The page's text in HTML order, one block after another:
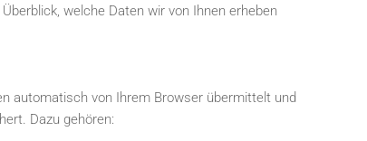
welche Daten wir von Ihnen erheben
automatisch von Ihrem Browser übermittelt und
Dazu gehören: